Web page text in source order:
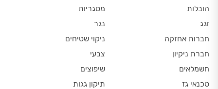
הובלות
זגג
חברות אחזקה
חברת ניקיון
חשמלאים
טכנאי גז
מסגריות
נגר
ניקוי שטיחים
צבעי
שיפוצים
תיקון גגות